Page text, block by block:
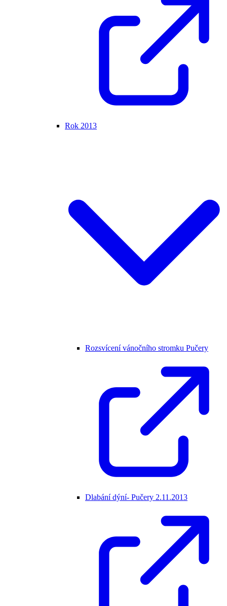
Rok 2013
Rozsvícení vánočního stromku Pučery
Dlabání dýní- Pučery 2.11.2013